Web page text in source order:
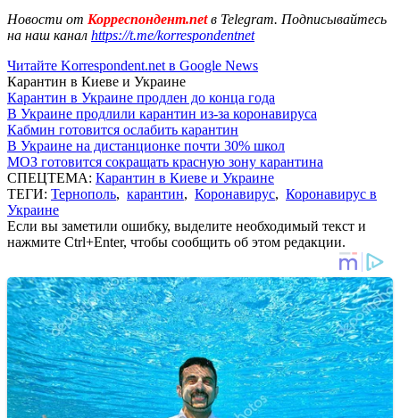
Новости от Корреспондент.netв Telegram. Подписывайтесь
на наш канал https://t.me/korrespondentnet
Читайте Korrespondent.net в Google News
Карантин в Киеве и Украине
Карантин в Украине продлен до конца года
В Украине продлили карантин из-за коронавируса
Кабмин готовится ослабить карантин
В Украине на дистанционке почти 30% школ
МОЗ готовится сокращать красную зону карантина
СПЕЦТЕМА: Карантин в Киеве и Украине
ТЕГИ: Тернополь, карантин, Коронавирус, Коронавирус в
Украине
Если вы заметили ошибку, выделите необходимый текст и
нажмите Ctrl+Enter, чтобы сообщить об этом редакции.